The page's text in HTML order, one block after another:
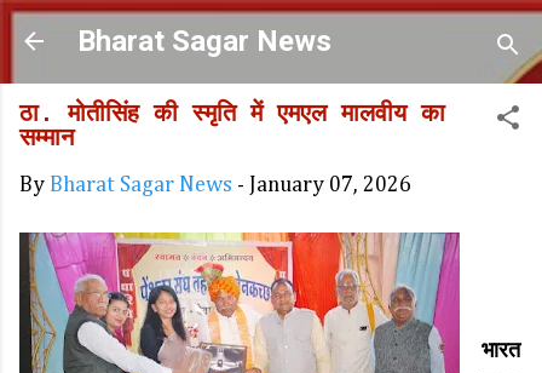
Skip to main content
Bharat Sagar News
ठा. मोतीसिंह की स्मृति में एमएल मालवीय का
सम्मान
By Bharat Sagar News - January 07, 2026
भारत